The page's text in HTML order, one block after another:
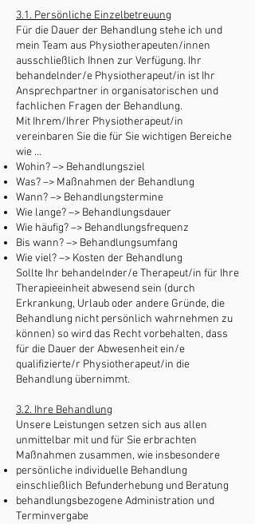
3.1. Persönliche Einzelbetreuung
Für die Dauer der Behandlung stehe ich und
mein Team aus Physiotherapeuten/innen
ausschließlich Ihnen zur Verfügung. Ihr
behandelnder/e Physiotherapeut/in ist Ihr
Ansprechpartner in organisatorischen und
fachlichen Fragen der Behandlung.
Mit Ihrem/Ihrer Physiotherapeut/in
vereinbaren Sie die für Sie wichtigen Bereiche
wie …
Wohin? –> Behandlungsziel
Was? –> Maßnahmen der Behandlung
Wann? –> Behandlungstermine
Wie lange? –> Behandlungsdauer
Wie häufig? –> Behandlungsfrequenz
Bis wann? –> Behandlungsumfang
Wie viel? –> Kosten der Behandlung
Sollte Ihr behandelnder/e Therapeut/in für Ihre
Therapieeinheit abwesend sein (durch
Erkrankung, Urlaub oder andere Gründe, die
Behandlung nicht persönlich wahrnehmen zu
können) so wird das Recht vorbehalten, dass
für die Dauer der Abwesenheit ein/e
qualifizierte/r Physiotherapeut/in die
Behandlung übernimmt.
3.2. Ihre Behandlung
Unsere Leistungen setzen sich aus allen
unmittelbar mit und für Sie erbrachten
Maßnahmen zusammen, wie insbesondere
persönliche individuelle Behandlung
einschließlich Befunderhebung und Beratung
behandlungsbezogene Administration und
Terminvergabe